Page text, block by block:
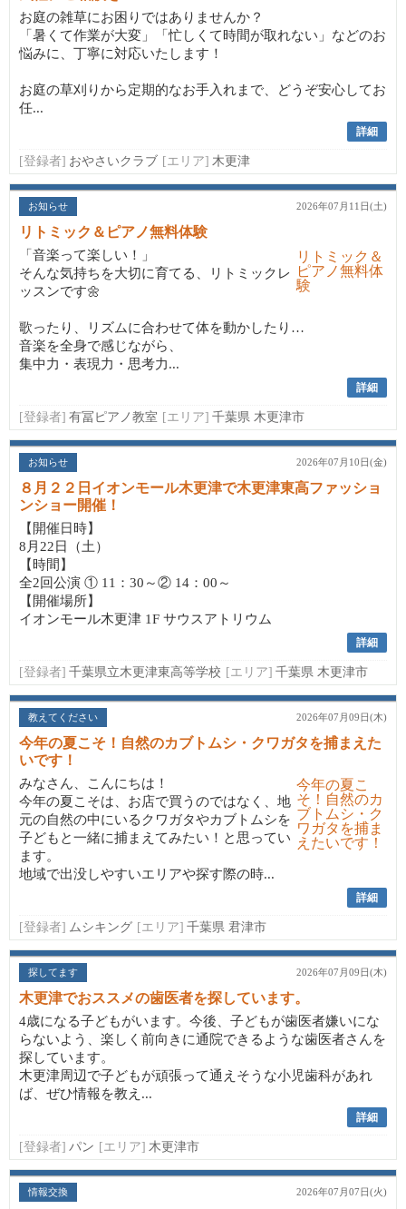
お庭の雑草にお困りではありませんか？
「暑くて作業が大変」「忙しくて時間が取れない」などのお
悩みに、丁寧に対応いたします！
お庭の草刈りから定期的なお手入れまで、どうぞ安心してお
任...
詳細
[登録者] おやさいクラブ [エリア] 木更津
お知らせ 2026年07月11日(土)
リトミック＆ピアノ無料体験
「音楽って楽しい！」
そんな気持ちを大切に育てる、リトミックレ
ッスンです🌼
歌ったり、リズムに合わせて体を動かしたり…
音楽を全身で感じながら、
集中力・表現力・思考力...
詳細
[登録者] 有冨ピアノ教室 [エリア] 千葉県 木更津市
お知らせ 2026年07月10日(金)
８月２２日イオンモール木更津で木更津東高ファッショ
ンショー開催！
【開催日時】
8月22日（土）
【時間】
全2回公演 ① 11：30～② 14：00～
【開催場所】
イオンモール木更津 1F サウスアトリウム
詳細
[登録者] 千葉県立木更津東高等学校 [エリア] 千葉県 木更津市
教えてください 2026年07月09日(木)
今年の夏こそ！自然のカブトムシ・クワガタを捕まえた
いです！
みなさん、こんにちは！
今年の夏こそは、お店で買うのではなく、地
元の自然の中にいるクワガタやカブトムシを
子どもと一緒に捕まえてみたい！と思ってい
ます。
地域で出没しやすいエリアや探す際の時...
詳細
[登録者] ムシキング [エリア] 千葉県 君津市
探してます 2026年07月09日(木)
木更津でおススメの歯医者を探しています。
4歳になる子どもがいます。今後、子どもが歯医者嫌いにな
らないよう、楽しく前向きに通院できるような歯医者さんを
探しています。
木更津周辺で子どもが頑張って通えそうな小児歯科があれ
ば、ぜひ情報を教え...
詳細
[登録者] パン [エリア] 木更津市
情報交換 2026年07月07日(火)